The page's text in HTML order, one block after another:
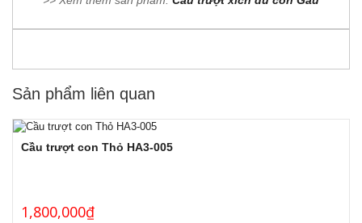
Sản phẩm liên quan
Cầu trượt con Thỏ HA3-005
1,800,000₫